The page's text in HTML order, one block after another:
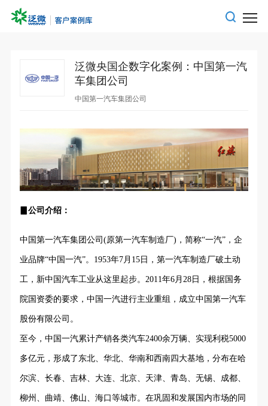
泛微央国企数字化案例：中国第一汽
车集团公司
中国第一汽车集团公司
▊公司介绍：
中国第一汽车集团公司(原第一汽车制造厂)，简称“一汽”，企
业品牌“中国一汽”。1953年7月15日，第一汽车制造厂破土动
工，新中国汽车工业从这里起步。2011年6月28日，根据国务
院国资委的要求，中国一汽进行主业重组，成立中国第一汽车
股份有限公司。
至今，中国一汽累计产销各类汽车2400余万辆、实现利税5000
多亿元，形成了东北、华北、华南和西南四大基地，分布在哈
尔滨、长春、吉林、大连、北京、天津、青岛、无锡、成都、
柳州、曲靖、佛山、海口等城市。在巩固和发展国内市场的同